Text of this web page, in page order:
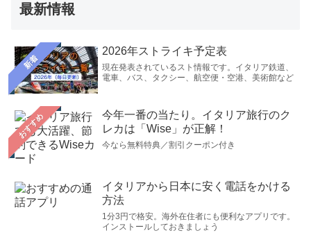
最新情報
新着
2026年ストライキ予定表
現在発表されているスト情報です。イタリア鉄道、
電車、バス、タクシー、航空便・空港、美術館など
おすすめ
今年一番の当たり。イタリア旅行のク
レカは「Wise」が正解！
今なら無料特典／割引クーポン付き
イタリアから日本に安く電話をかける
方法
1分3円で格安。海外在住者にも便利なアプリです。
インストールしておきましょう